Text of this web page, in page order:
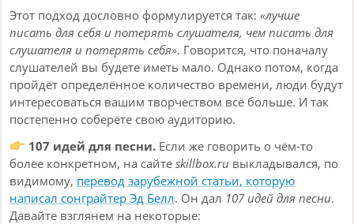
Этот подход дословно формулируется так: «лучше
писать для себя и потерять слушателя, чем писать для
слушателя и потерять себя». Говорится, что поначалу
слушателей вы будете иметь мало. Однако потом, когда
пройдёт определённое количество времени, люди будут
интересоваться вашим творчеством всё больше. И так
постепенно соберёте свою аудиторию.
107 идей для песни. Если же говорить о чём-то
более конкретном, на сайте skillbox.ru выкладывался, по
видимому, перевод зарубежной статьи, которую
написал сонграйтер Эд Белл. Он дал 107 идей для песни.
Давайте взглянем на некоторые: